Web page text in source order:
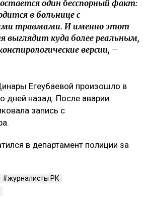
один бесспорный факт:
в больнице с
травмами. И именно этот
выглядит куда более реальным,
версии, –
Егеубаевой произошло в
дней назад. После аварии
запись с
в департамент полиции за
журналисты РК